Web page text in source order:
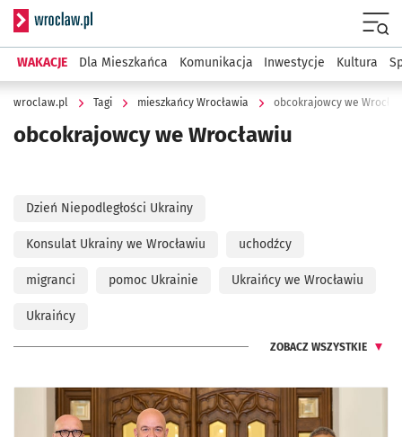
Serwis informacyjny wroclaw.pl
WAKACJE Dla Mieszkańca Komunikacja Inwestycje Kultura
wroclaw.pl Tagi mieszkańcy Wrocławia obcokrajowcy we
obcokrajowcy we Wrocławiu
Dzień Niepodległości Ukrainy
Konsulat Ukrainy we Wrocławiu uchodźcy
migranci pomoc Ukrainie Ukraińcy we Wrocławiu
Ukraińcy
ZOBACZ WSZYSTKIE